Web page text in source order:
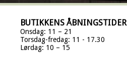
BUTIKKENS ÅBNINGSTIDER
Onsdag: 11 – 21
Torsdag-fredag: 11 - 17.30
Lørdag: 10 – 15